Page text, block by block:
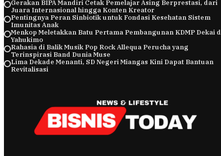
Gerakan BIPA Mandiri Cetak Pemelajar Asing Berprestasi, dari
Juara Internasional hingga Konten Kreator
Pentingnya Peran Sinbiotik untuk Fondasi Kesehatan Sistem
Imunitas Anak
Menkop Meletakkan Batu Pertama Pembangunan KDMP Dekai
Yahukimo
Rahasia di Balik Musik Pop Rock Allequa Perucha yang
Terinspirasi Band Dunia Muse
Lima Dekade Menanti, SD Negeri Miangas Kini Dapat Bantuan
Revitalisasi